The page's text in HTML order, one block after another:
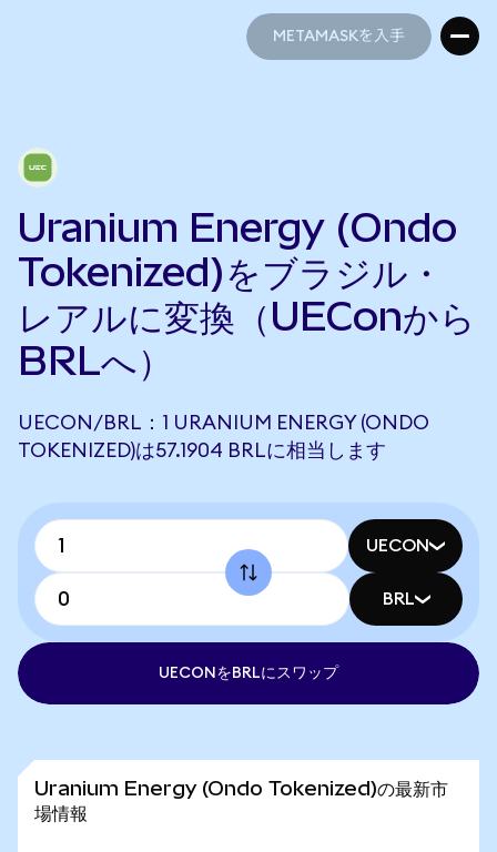
METAMASKを入手
Uranium Energy (Ondo
Tokenized)をブラジル・
レアルに変換（UEConから
BRLへ）
UECON/BRL：1 URANIUM ENERGY (ONDO
TOKENIZED)は57.1904 BRLに相当します
UECON
BRL
UECONをBRLにスワップ
Uranium Energy (Ondo Tokenized)の最新市
場情報